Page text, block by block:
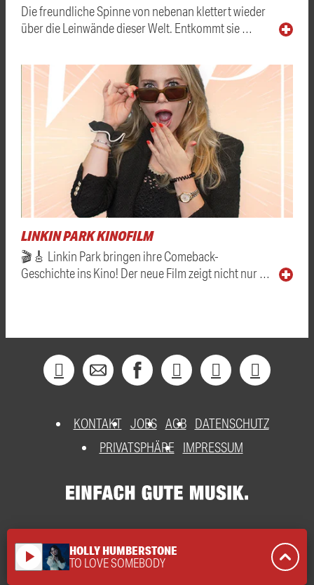
Die freundliche Spinne von nebenan klettert wieder
über die Leinwände dieser Welt. Entkommt sie …
LINKIN PARK KINOFILM
🎬🎸 Linkin Park bringen ihre Comeback-
Geschichte ins Kino! Der neue Film zeigt nicht nur …
KONTAKT JOBS AGB DATENSCHUTZ
PRIVATSPHÄRE
IMPRESSUM
play_arrow HOLLY HUMBERSTONE
TO LOVE SOMEBODY